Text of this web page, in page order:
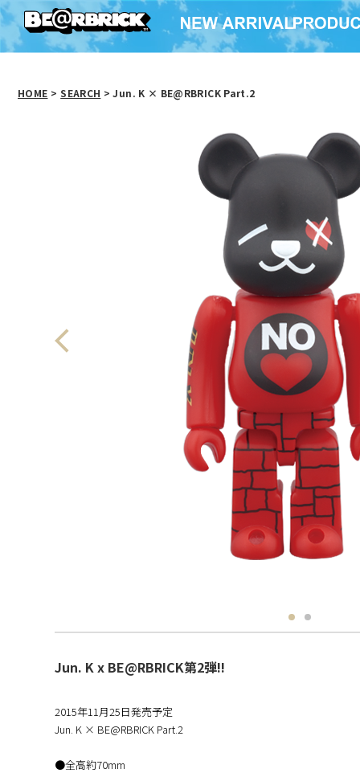
HOME > SEARCH > Jun. K × BE@RBRICK Part.2
Jun. K x BE@RBRICK第2弾!!
2015年11月25日発売予定
Jun. K × BE@RBRICK Part.2
●全高約70mm